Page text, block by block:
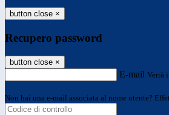
button close ×
Recupero password
button close ×
E-mail Verrà
Non hai una e-mail associata al nome utente?